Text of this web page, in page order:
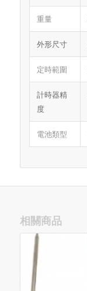
重量
外形尺寸
定時範圍
計時器精
度
電池類型
相關商品